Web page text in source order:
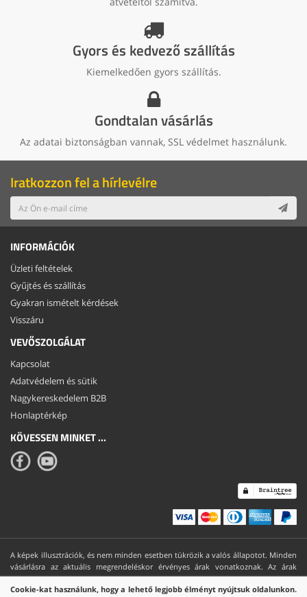
Gyors és kedvező szállítás
Kiemelkedően gyors szállítás.
Gondtalan vásárlás
Az adatai biztonságban vannak, SSL védelmet használunk.
Iratkozzon fel a hírlevélre
INFORMÁCIÓK
Üzleti feltételek
Gyűjtés és szállítás
Gyakran ismételt kérdések
Visszáru
VEVŐSZOLGÁLAT
Kapcsolat
Adatvédelem és sütik
Nagykereskedelem B2B
Honlaptérkép
KÖVESSEN MINKET ...
A képek illusztrációk, és nem minden esetben tükrözik a valós állapotot. Minden
vásárlásra az aktuális megrendeléskor érvényes árak vonatkoznak. Az árak
előzetes értesítés nélkül változhatnak.
Copyright © 2026 ElektronikaPlusz.hu. Minden jog fenntartva.
Cookie-kat használunk, hogy a lehető legjobb élményt nyújtsuk oldalunkon.